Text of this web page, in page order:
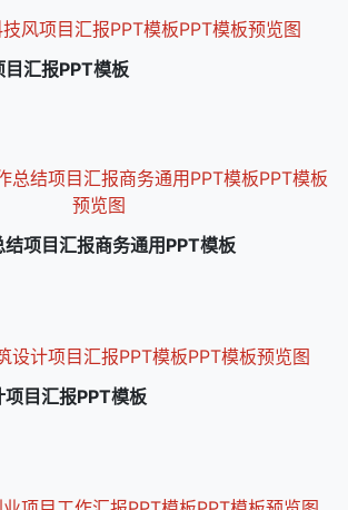
汇报PPT模板
项目汇报商务通用PPT模板
目汇报PPT模板